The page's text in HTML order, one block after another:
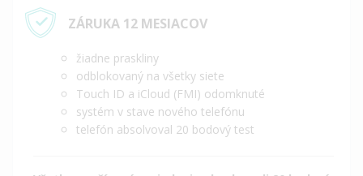
ZÁRUKA 12 MESIACOV
žiadne praskliny
odblokovaný na všetky siete
Touch ID a iCloud (FMI) odomknuté
systém v stave nového telefónu
telefón absolvoval 20 bodový test